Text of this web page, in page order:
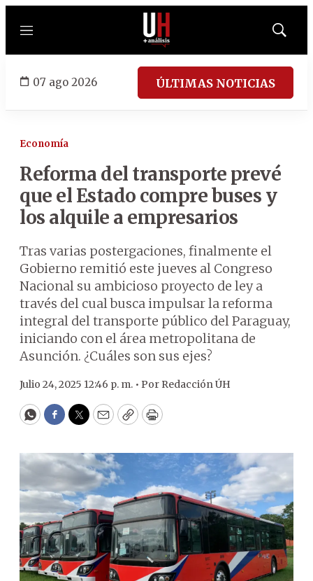
Menú
Mostrar
07 ago 2026 ÚLTIMAS NOTICIAS
Economía
Reforma del transporte prevé
que el Estado compre buses y
los alquile a empresarios
Tras varias postergaciones, finalmente el
Gobierno remitió este jueves al Congreso
Nacional su ambicioso proyecto de ley a
través del cual busca impulsar la reforma
integral del transporte público del Paraguay,
iniciando con el área metropolitana de
Asunción. ¿Cuáles son sus ejes?
Julio 24, 2025 12:46 p. m. • Por Redacción ÚH
WhatsApp
Facebook
Twitter
EmailCopyPrint